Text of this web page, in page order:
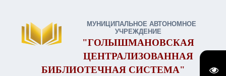
МУНИЦИПАЛЬНОЕ АВТОНОМНОЕ
УЧРЕЖДЕНИЕ
"ГОЛЫШМАНОВСКАЯ
ЦЕНТРАЛИЗОВАННАЯ
БИБЛИОТЕЧНАЯ СИСТЕМА"